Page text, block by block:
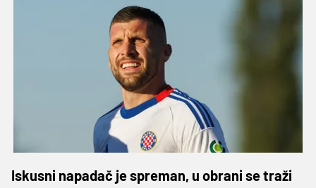
Iskusni napadač je spreman, u obrani se traži